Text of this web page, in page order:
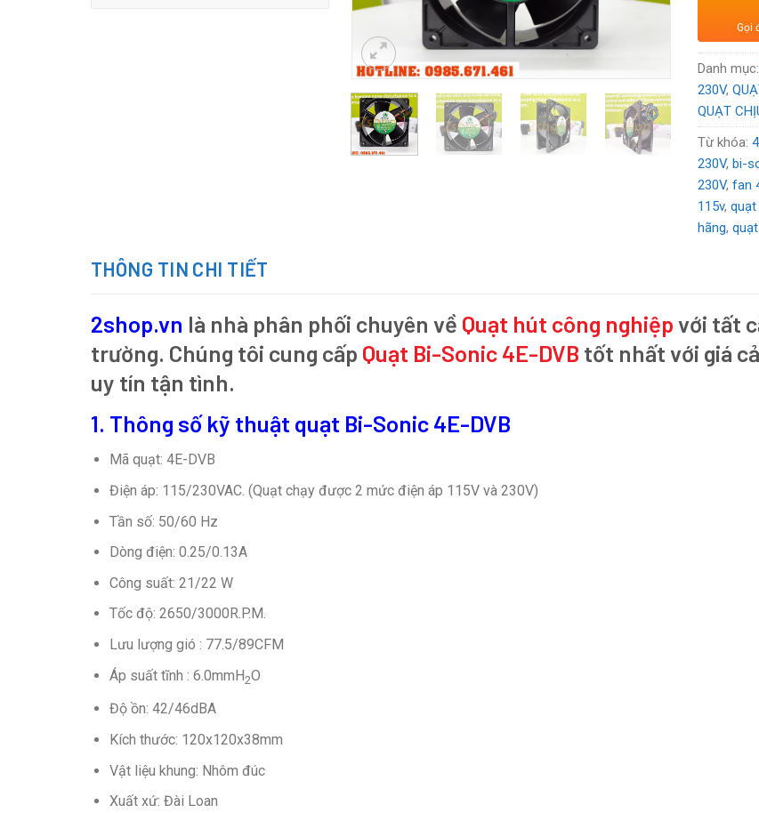
Gọi
Danh
230V,
QUẠT
Từ khóa:
230V,bi-
230V,fan
115v,
hãng,
THÔNG TIN CHI TIẾT
2shop.vn là nhà phân phối chuyên về Quạt hút công nghiệpvới tất
trường. Chúng tôi cung cấp Quạt Bi-Sonic 4E-DVB tốt nhất với giá
uy tín tận tình.
1. Thông số kỹ thuật quạt Bi-Sonic 4E-DVB
Mã quạt: 4E-DVB
Điện áp: 115/230VAC. (Quạt chạy được 2 mức điện áp 115V và 230V)
Tần số: 50/60 Hz
Dòng điện: 0.25/0.13A
Công suất: 21/22 W
Tốc độ: 2650/3000R.P.M.
Lưu lượng gió : 77.5/89CFM
Áp suất tĩnh : 6.0mmH2O
Độ ồn: 42/46dBA
Kích thước: 120x120x38mm
Vật liệu khung: Nhôm đúc
Xuất xứ: Đài Loan